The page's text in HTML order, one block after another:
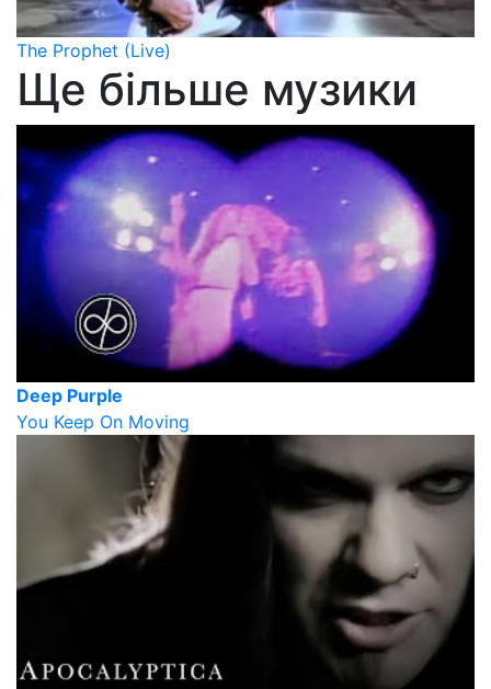
The Prophet (Live)
Ще більше музики
Deep Purple
You Keep On Moving